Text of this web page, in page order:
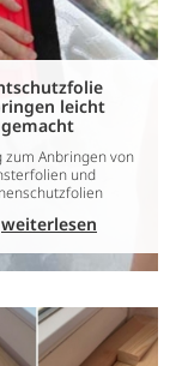
leicht
gemacht
zum Anbringen von
und
weiterlesen